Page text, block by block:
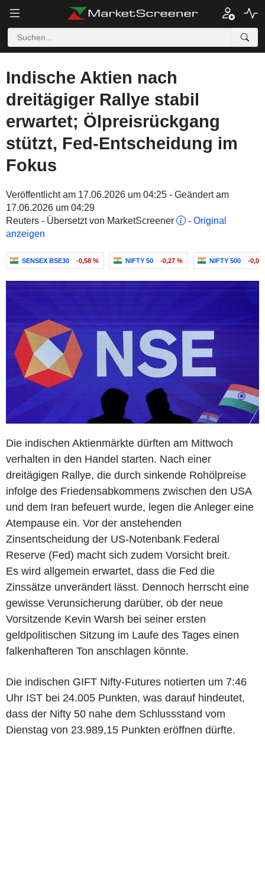
Indische Aktien nach
dreitägiger Rallye stabil
erwartet; Ölpreisrückgang
stützt, Fed-Entscheidung im
Fokus
Veröffentlicht am 17.06.2026 um 04:25 - Geändert am
17.06.2026 um 04:29
Reuters - Übersetzt von MarketScreener
- Original
anzeigen
SENSEX BSE30 -0,58 % NIFTY 50 -0,27 % NIFTY 500 -0,07
Die indischen Aktienmärkte dürften am Mittwoch
verhalten in den Handel starten. Nach einer
dreitägigen Rallye, die durch sinkende Rohölpreise
infolge des Friedensabkommens zwischen den USA
und dem Iran befeuert wurde, legen die Anleger eine
Atempause ein. Vor der anstehenden
Zinsentscheidung der US-Notenbank Federal
Reserve (Fed) macht sich zudem Vorsicht breit.
Es wird allgemein erwartet, dass die Fed die
Zinssätze unverändert lässt. Dennoch herrscht eine
gewisse Verunsicherung darüber, ob der neue
Vorsitzende Kevin Warsh bei seiner ersten
geldpolitischen Sitzung im Laufe des Tages einen
falkenhafteren Ton anschlagen könnte.
Die indischen GIFT Nifty-Futures notierten um 7:46
Uhr IST bei 24.005 Punkten, was darauf hindeutet,
dass der Nifty 50 nahe dem Schlussstand vom
Dienstag von 23.989,15 Punkten eröffnen dürfte.